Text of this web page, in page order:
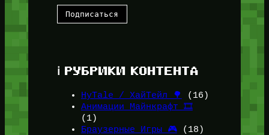
ℹ️ РУБРИКИ КОНТЕНТА
HyTale / ХайТейл 🌳
(16)
Анимации Майнкрафт 🎞️
(1)
Браузерные Игры 🎮(18)